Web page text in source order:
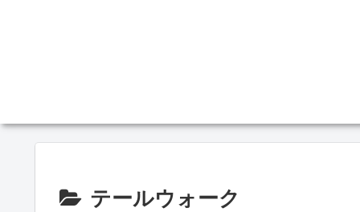
テールウォーク